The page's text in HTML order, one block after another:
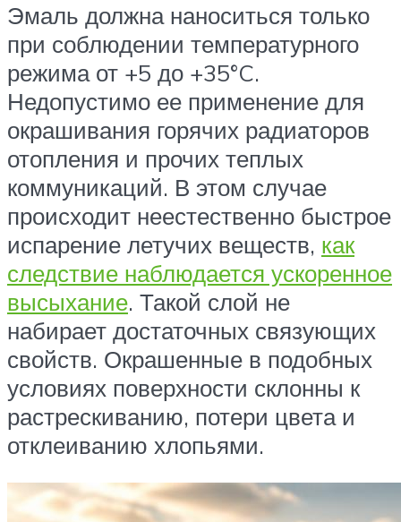
Эмаль должна наноситься только
при соблюдении температурного
режима от +5 до +35°C.
Недопустимо ее применение для
окрашивания горячих радиаторов
отопления и прочих теплых
коммуникаций. В этом случае
происходит неестественно быстрое
испарение летучих веществ, как
следствие наблюдается ускоренное
высыхание. Такой слой не
набирает достаточных связующих
свойств. Окрашенные в подобных
условиях поверхности склонны к
растрескиванию, потери цвета и
отклеиванию хлопьями.